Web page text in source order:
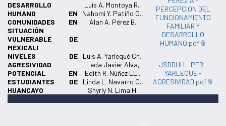
DESARROLLO
HUMANO EN
COMUNIDADES EN
SITUACIÓN
VULNERABLE DE
MEXICALI
Luis A. Montoya R.,
Nahomi Y. Patiño G.,
Alan A. Pérez B.
PERCEPCION DEL
FUNCIONAMIENTO
FAMILIAR Y
DESARROLLO
HUMANO.pdf
NIVELES DE
AGRESIVIDAD
POTENCIAL EN
ESTUDIANTES DE
HUANCAYO
Luis A. Yarlequé Ch.,
Leda Javier Alva,
Edith R. Núñez LL.,
Linda L. Navarro G.,
Shyrly N. Lima H.
JSDDHH - PER -
YARLEQUE -
AGRESIVIDAD.pdf